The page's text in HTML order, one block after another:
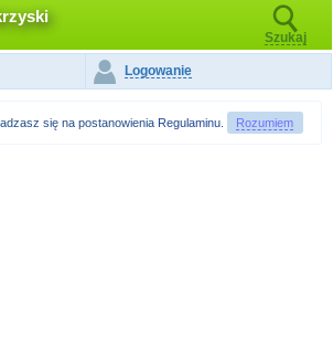
Szukaj
Logowanie
się na postanowienia Regulaminu Rozumiem